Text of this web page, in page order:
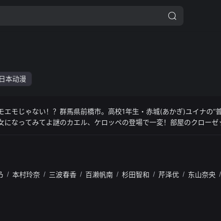
本动漫
モじゃない！？群馬県前橋市。高校1年生・赤城(あかぎ)ユイナの”
なってみてよ謎のカエル、ケロッペの登場で一変！部屋のクローゼ
なたのお花、咲かせる場所」歌って踊る、魔法の花屋（in商店街）
/ 本村玲奈 / 三波春香 / 百濑帆南 / 杉田智和 / 芹泽优 / 东山奈央 /